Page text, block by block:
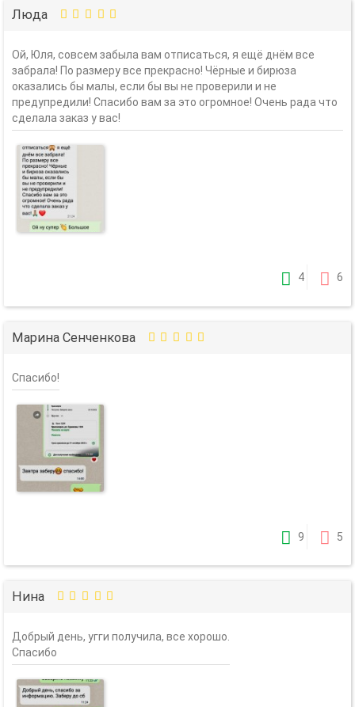
Люда
Ой, Юля, совсем забыла вам отписаться, я ещё днём все
забрала! По размеру все прекрасно! Чёрные и бирюза
оказались бы малы, если бы вы не проверили и не
предупредили! Спасибо вам за это огромное! Очень рада что
сделала заказ у вас!
4 6
Марина Сенченкова
Спасибо!
9 5
Нина
Добрый день, угги получила, все хорошо.
Спасибо